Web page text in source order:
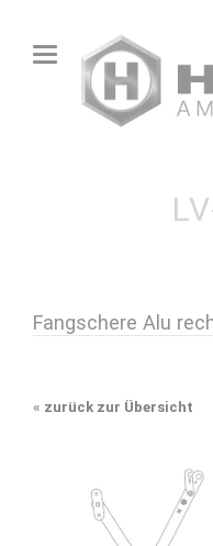
Fangschere Alu
« zurück zur Übersicht